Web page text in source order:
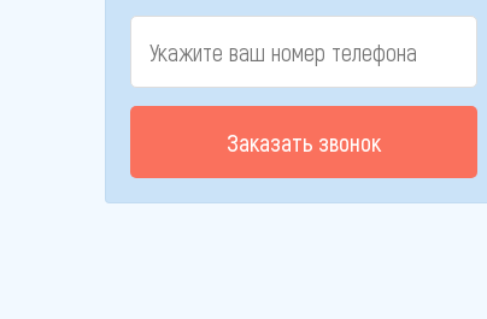
Заказать звонок